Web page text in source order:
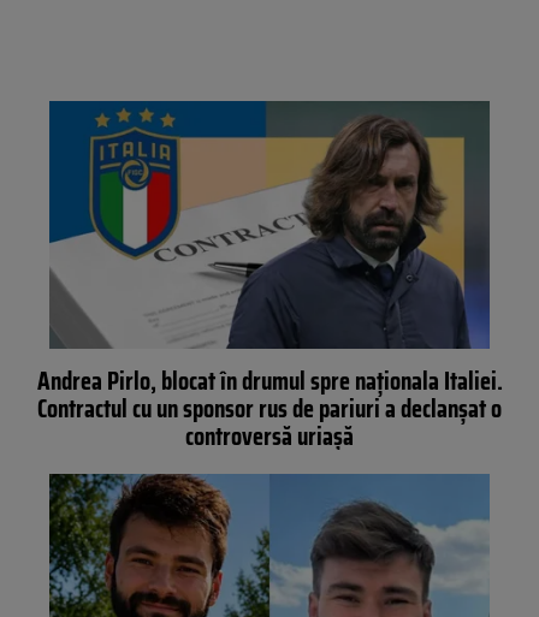
Andrea Pirlo, blocat în drumul spre naționala Italiei.
Contractul cu un sponsor rus de pariuri a declanșat o
controversă uriașă